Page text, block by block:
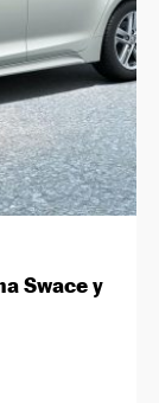
Swace y